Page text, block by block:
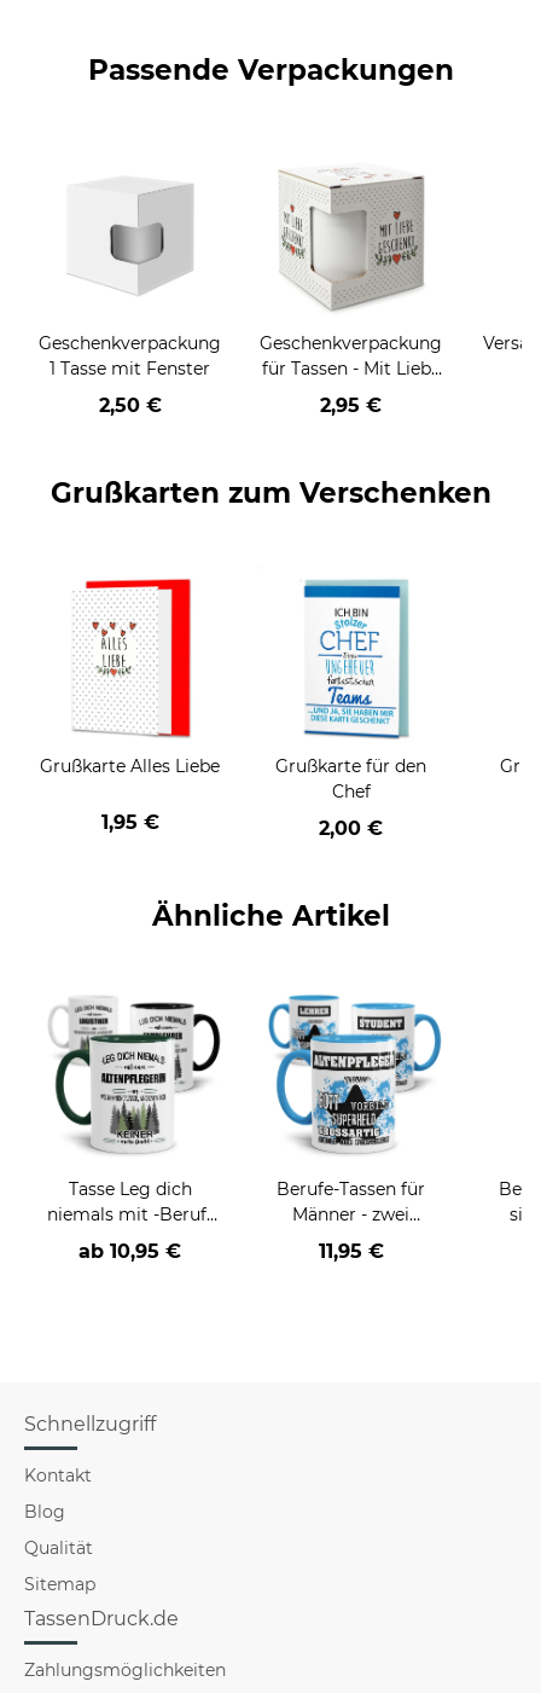
Passende Verpackungen
Geschenkverpackung
1 Tasse mit Fenster
2,50 €
Geschenkverpackung
für Tassen - Mit Liebe
geschenkt
2,95 €
Grußkarten zum Verschenken
Grußkarte Alles Liebe
1,95 €
Grußkarte für den
Chef
2,00 €
Ähnliche Artikel
Tasse Leg dich
niemals mit -Beruf-
an
ab 10,95 €
Berufe-Tassen für
Männer - zwei
Farbvarianten
11,95 €
Schnellzugriff
Kontakt
Blog
Qualität
Sitemap
TassenDruck.de
Zahlungsmöglichkeiten